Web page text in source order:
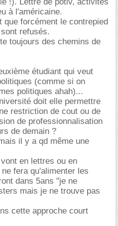
à l'américaine.
que forcément le contrepied
refusés.
toujours des chemins de
étudiant qui veut
(comme si on
politiques ahah)...
doit elle permettre
restriction de cout ou de
de professionnalisation
de demain ?
il y a qd même une
en lettres ou en
fera qu'alimenter les
dans 5ans "je ne
mais je ne trouve pas
cette approche court